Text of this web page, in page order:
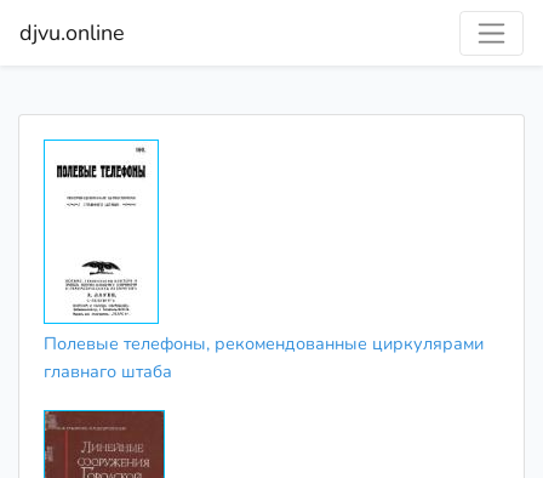
djvu.online
Полевые телефоны, рекомендованные циркулярами
главнаго штаба